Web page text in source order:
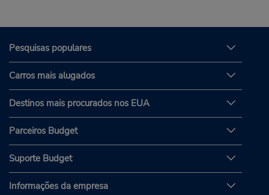
Pesquisas populares
Carros mais alugados
Destinos mais procurados nos EUA
Parceiros Budget
Suporte Budget
Informações da empresa